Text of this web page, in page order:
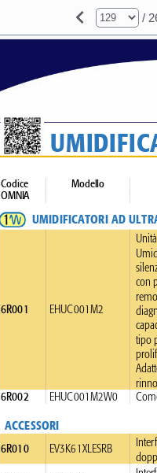
/
Codice Modello
OMNIA
UMIDIFICATORI AD
6R001 EHUC001M2
con
tipo
6R002
EHUC001M2W0
ACCESSORI
6R010
EV3K61XLESRB